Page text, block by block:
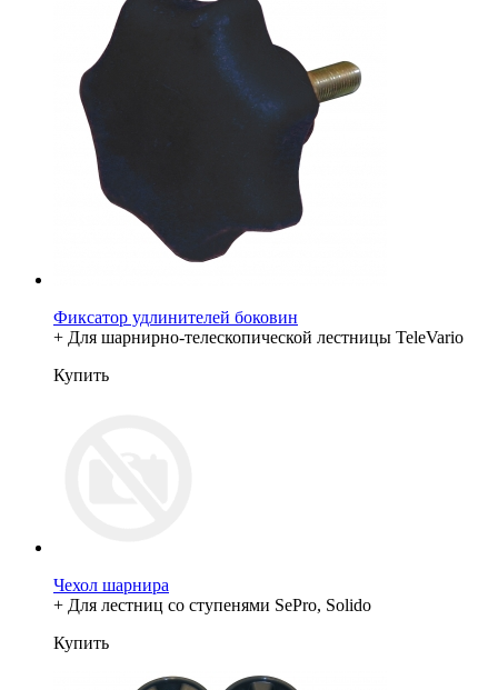
Фиксатор удлинителей боковин
+ Для шарнирно-телескопической лестницы TeleVario
Купить
Чехол шарнира
+ Для лестниц со ступенями SePro, Solido
Купить